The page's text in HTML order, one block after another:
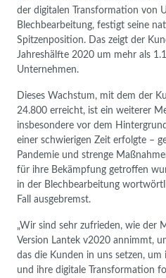
der digitalen Transformation von
Blechbearbeitung, festigt seine
Spitzenposition. Das zeigt der
Jahreshälfte 2020 um mehr als
Unternehmen.
Dieses Wachstum, mit dem der
24.800 erreicht, ist ein weiterer
insbesondere vor dem
einer schwierigen Zeit erfolgte –
Pandemie und strenge
für ihre Bekämpfung getroffen
in der Blechbearbeitung
Fall ausgebremst.
„Wir sind sehr zufrieden, wie der
Version Lantek v2020 annimmt,
das die Kunden in uns setzen,
und ihre digitale Transformation